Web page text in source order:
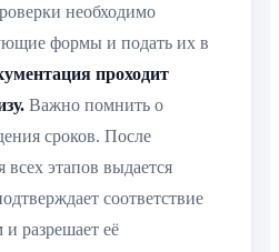
необходимо
формы и подать их в
проходит
Важно помнить о
сроков. После
этапов выдается
соответствие
разрешает её